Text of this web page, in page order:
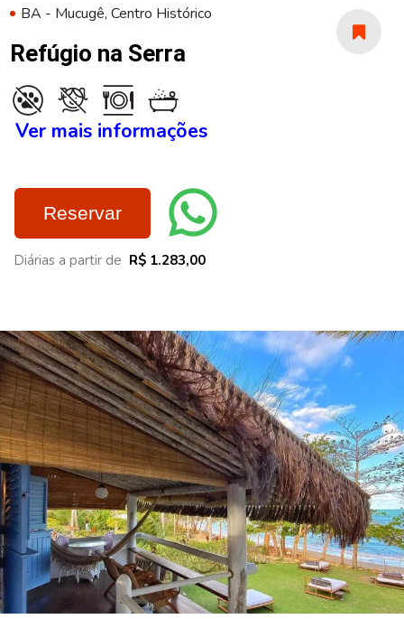
BA - Mucugê, Centro Histórico
Refúgio na Serra
Ver mais informações
Reservar
Diárias a partir de R$ 1.283,00